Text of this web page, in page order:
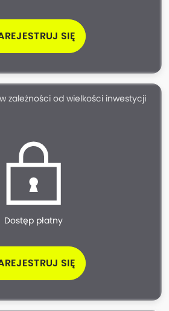
SIĘ
w zależności od wielkości inwestycji
Dostęp płatny
SIĘ